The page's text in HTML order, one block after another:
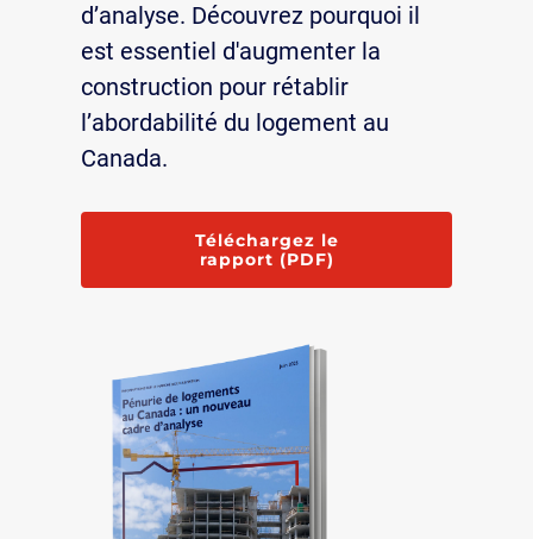
d’analyse. Découvrez pourquoi il
est essentiel d'augmenter la
construction pour rétablir
l’abordabilité du logement au
Canada.
Téléchargez le
rapport Pénurie de logements au
(PDF)